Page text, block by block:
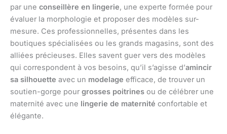
par une conseillère en lingerie, une experte formée pour
évaluer la morphologie et proposer des modèles sur-
mesure. Ces professionnelles, présentes dans les
boutiques spécialisées ou les grands magasins, sont des
alliées précieuses. Elles savent guer vers des modèles
qui correspondent à vos besoins, qu’il s’agisse d’amincir
sa silhouette avec un modelage efficace, de trouver un
soutien-gorge pour grosses poitrines ou de célébrer une
maternité avec une lingerie de maternité confortable et
élégante.